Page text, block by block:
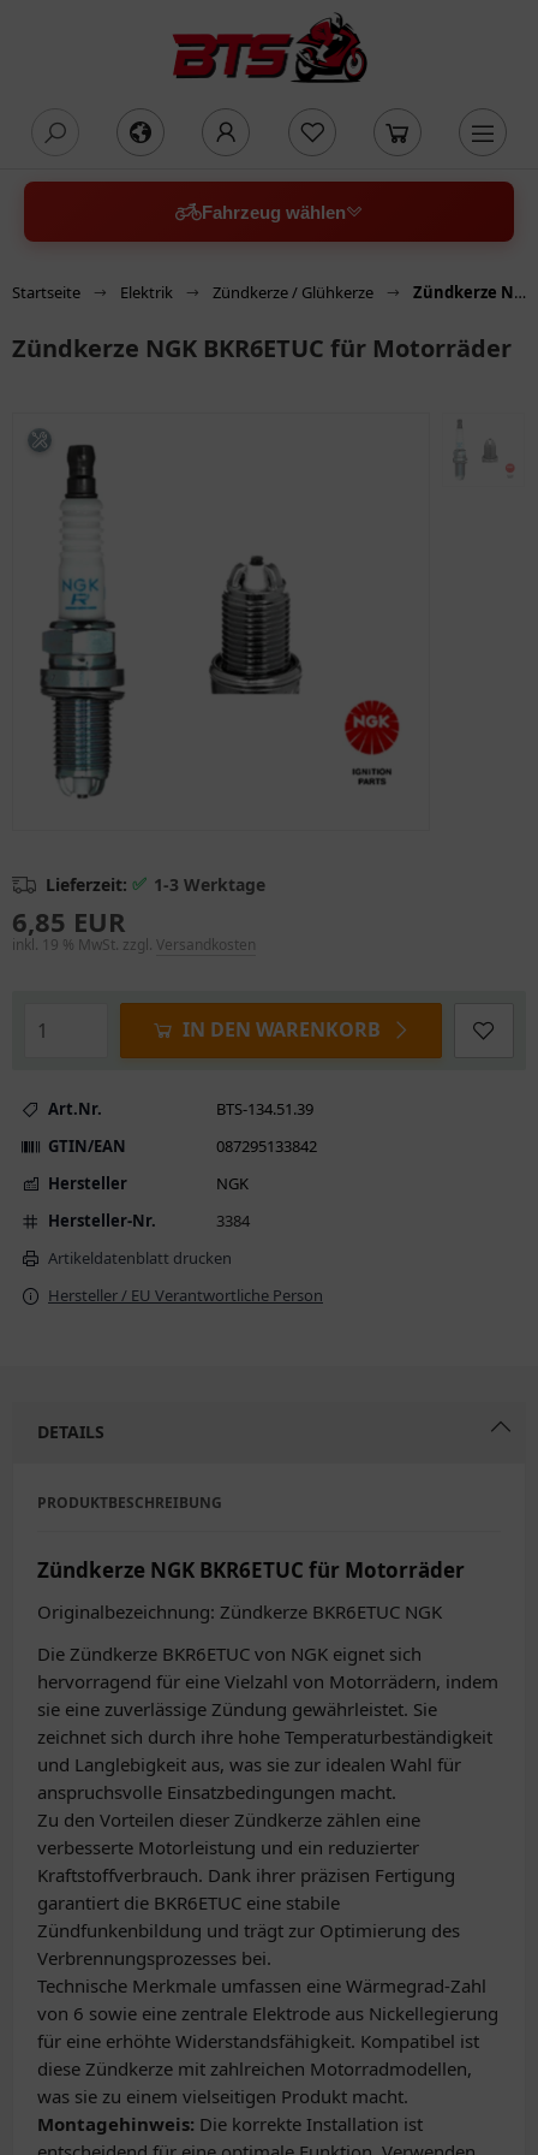
Fahrzeug wählen
Startseite Elektrik Zündkerze / Glühkerze Zündkerze NGK BKR6ETUC für Motorräder
Zündkerze NGK BKR6ETUC für Motorräder
Lieferzeit: ✅ 1-3 Werktage
6,85 EUR
inkl. 19 % MwSt. zzgl. Versandkosten
IN DEN WARENKORB
Art.Nr.
BTS-134.51.39
GTIN/EAN
087295133842
Hersteller
NGK
Hersteller-Nr.
3384
Artikeldatenblatt drucken
Hersteller / EU Verantwortliche Person
DETAILS
PRODUKTBESCHREIBUNG
Zündkerze NGK BKR6ETUC für Motorräder
Originalbezeichnung: Zündkerze BKR6ETUC NGK
Die Zündkerze BKR6ETUC von NGK eignet sich
hervorragend für eine Vielzahl von Motorrädern, indem
sie eine zuverlässige Zündung gewährleistet. Sie
zeichnet sich durch ihre hohe Temperaturbeständigkeit
und Langlebigkeit aus, was sie zur idealen Wahl für
anspruchsvolle Einsatzbedingungen macht.
Zu den Vorteilen dieser Zündkerze zählen eine
verbesserte Motorleistung und ein reduzierter
Kraftstoffverbrauch. Dank ihrer präzisen Fertigung
garantiert die BKR6ETUC eine stabile
Zündfunkenbildung und trägt zur Optimierung des
Verbrennungsprozesses bei.
Technische Merkmale umfassen eine Wärmegrad-Zahl
von 6 sowie eine zentrale Elektrode aus Nickellegierung
für eine erhöhte Widerstandsfähigkeit. Kompatibel ist
diese Zündkerze mit zahlreichen Motorradmodellen,
was sie zu einem vielseitigen Produkt macht.
Montagehinweis: Die korrekte Installation ist